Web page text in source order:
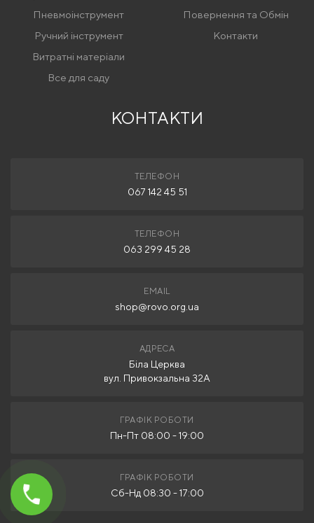
Пневмоінструмент
Ручний інструмент
Витратні матеріали
Все для саду
Повернення та Обмін
Контакти
КОНТАКТИ
ТЕЛЕФОН
067 142 45 51
ТЕЛЕФОН
063 299 45 28
EMAIL
shop@rovo.org.ua
АДРЕСА
Біла Церква
вул. Привокзальна 32А
ГРАФІК РОБОТИ
Пн-Пт 08:00 - 19:00
ГРАФІК РОБОТИ
Сб-Нд 08:30 - 17:00